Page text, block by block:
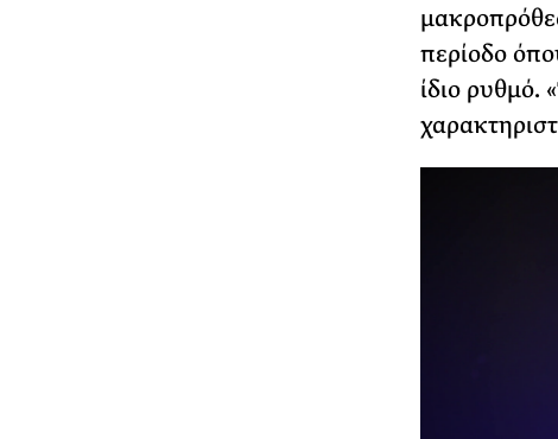
περίοδο
ίδιο ρυθμό.